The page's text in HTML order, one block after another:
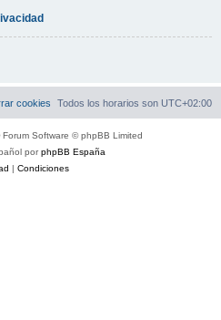
Todos los horarios son UTC+02:00
cookies
Forum Software © phpBB Limited
porphpBB España
| Condiciones